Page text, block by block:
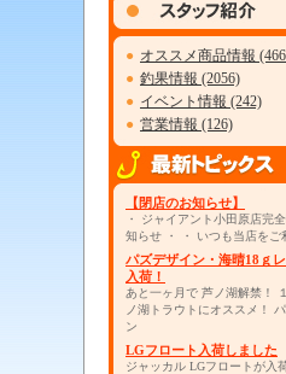
● オススメ商品情報
● 釣果情報 (2056)
● イベント情報 (242)
● 営業情報 (126)
【閉店のお知らせ】
・ ジャイアント小田原店完
知らせ ・ ・ いつも当店をご
パズデザイン・海晴18ｇ
入荷！
あと一ヶ月で 芦ノ湖解禁！
ノ湖トラウトにオススメ！
ン
LGフロート入荷しました
ジャッカル LGフロートが入